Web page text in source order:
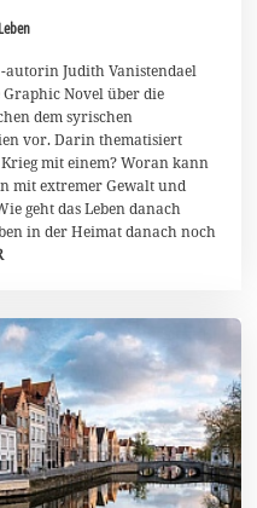
autorin Judith Vanistendael
Graphic Novel über die
dem syrischen
vor. Darin thematisiert
mit einem? Woran kann
mit extremer Gewalt und
geht das Leben danach
in der Heimat danach noch